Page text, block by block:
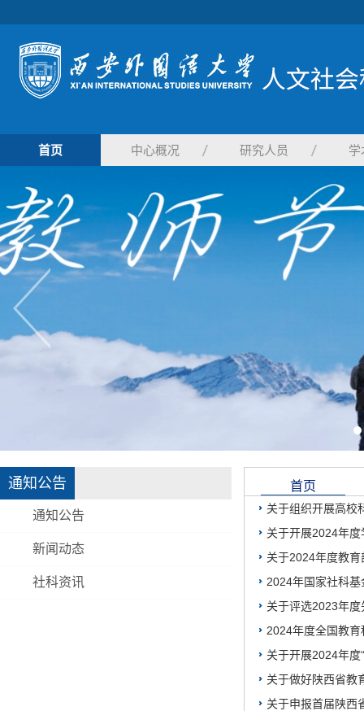
首页 中心概况 研究人员 学
通知公告
通知公告
新闻动态
社科资讯
首页
关于组织开展高校
关于开展2024年
关于2024年度教
2024年国家社科
关于评选2023年
2024年度全国教
关于开展2024年度
关于做好陕西省教
关于申报首届陕西